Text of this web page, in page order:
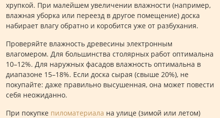
хрупкой. При малейшем увеличении влажности (например,
влажная уборка или переезд в другое помещение) доска
набирает влагу обратно и коробится уже от разбухания.
Проверяйте влажность древесины электронным
влагомером. Для большинства столярных работ оптимальна
10–12%. Для наружных фасадов влажность оптимальна в
диапазоне 15–18%. Если доска сырая (свыше 20%), не
покупайте: даже правильно высушенная, она может повести
себя неожиданно.
При покупке пиломатериала на улице (зимой или летом)